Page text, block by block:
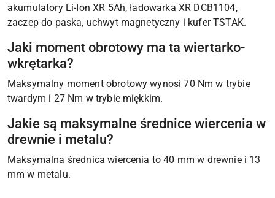
akumulatory Li-Ion XR 5Ah, ładowarka XR DCB1104,
zaczep do paska, uchwyt magnetyczny i kufer TSTAK.
Jaki moment obrotowy ma ta wiertarko-
wkrętarka?
Maksymalny moment obrotowy wynosi 70 Nm w trybie
twardym i 27 Nm w trybie miękkim.
Jakie są maksymalne średnice wiercenia w
drewnie i metalu?
Maksymalna średnica wiercenia to 40 mm w drewnie i 13
mm w metalu.